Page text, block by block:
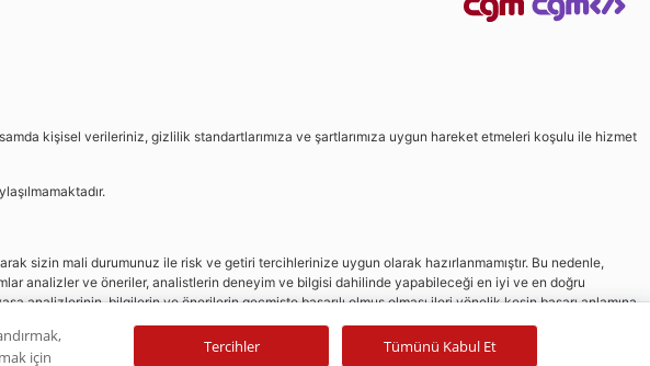
kişisel verileriniz, gizlilik standartlarımıza ve şartlarımıza uygun hareket etmeleri koşulu ile hizmet
sizin mali durumunuz ile risk ve getiri tercihlerinize uygun olarak hazırlanmamıştır. Bu nedenle,
analizler ve öneriler, analistlerin deneyim ve bilgisi dahilinde yapabileceği en iyi ve en doğru
analizlerinin, bilgilerin ve önerilerin geçmişte başarılı olmuş olması ileri yönelik kesin başarı anlamına
için
Tercihler Tümünü Kabul Et